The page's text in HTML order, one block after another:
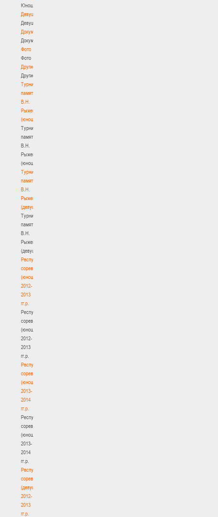
Юноши
Девушки
Девушки
Документы
Документы
Фото
Фото
Другие
Другие
Турнир
памяти
В.Н.
Рыженкова
(юноши)
Турнир
памяти
В.Н.
Рыженкова
(юноши)
Турнир
памяти
В.Н.
Рыженкова
(девушки)
Турнир
памяти
В.Н.
Рыженкова
(девушки)
Республиканские
соревнования
(юноши)
2012-
2013
гг.р.
Республиканские
соревнования
(юноши)
2012-
2013
гг.р.
Республиканские
соревнования
(юноши)
2013-
2014
гг.р.
Республиканские
соревнования
(юноши)
2013-
2014
гг.р.
Республиканские
соревнования
(девушки)
2012-
2013
гг.р.